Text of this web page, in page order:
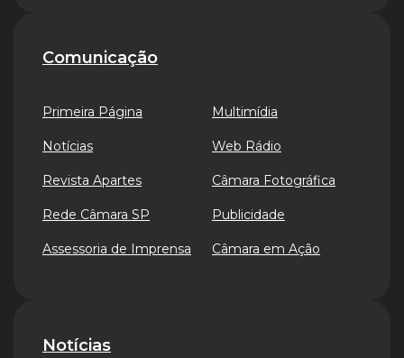
Comunicação
Primeira Página
Notícias
Revista Apartes
Rede Câmara SP
Assessoria de Imprensa
Multimídia
Web Rádio
Câmara Fotográfica
Publicidade
Câmara em Ação
Notícias